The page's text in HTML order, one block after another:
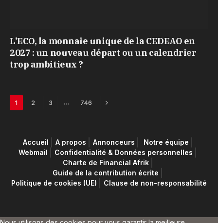
L’ECO, la monnaie unique de la CEDEAO en
2027 : un nouveau départ ou un calendrier
trop ambitieux ?
1 2 3 … 746 Next
Accueil A propos Annonceurs
Notre équipe
Webmail
Confidentialité & Données personnelles
Charte de Financial Afrik
Guide de la contribution écrite
Politique de cookies (UE)
Clause de non-responsabilité